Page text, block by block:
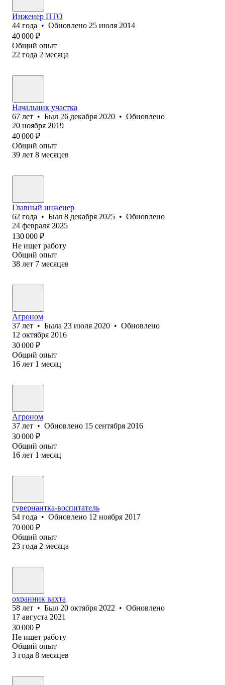
Инженер ПТО
44 года • Обновлено 25 июля 2014
40 000 ₽
Общий опыт
22 года 2 месяца
Начальник участка
67 лет • Был 26 декабря 2020 • Обновлено
20 ноября 2019
40 000 ₽
Общий опыт
39 лет 8 месяцев
Главный инженер
62 года • Был 8 декабря 2025 • Обновлено
24 февраля 2025
130 000 ₽
Не ищет работу
Общий опыт
38 лет 7 месяцев
Агроном
37 лет • Была 23 июля 2020 • Обновлено
12 октября 2016
30 000 ₽
Общий опыт
16 лет 1 месяц
Агроном
37 лет • Обновлено 15 сентября 2016
30 000 ₽
Общий опыт
16 лет 1 месяц
гувернантка-воспитатель
54 года • Обновлено 12 ноября 2017
70 000 ₽
Общий опыт
23 года 2 месяца
охранник вахта
58 лет • Был 20 октября 2022 • Обновлено
17 августа 2021
30 000 ₽
Не ищет работу
Общий опыт
3 года 8 месяцев